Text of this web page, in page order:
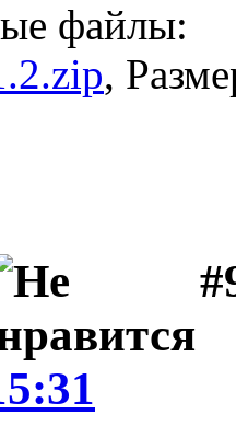
файлы:
,